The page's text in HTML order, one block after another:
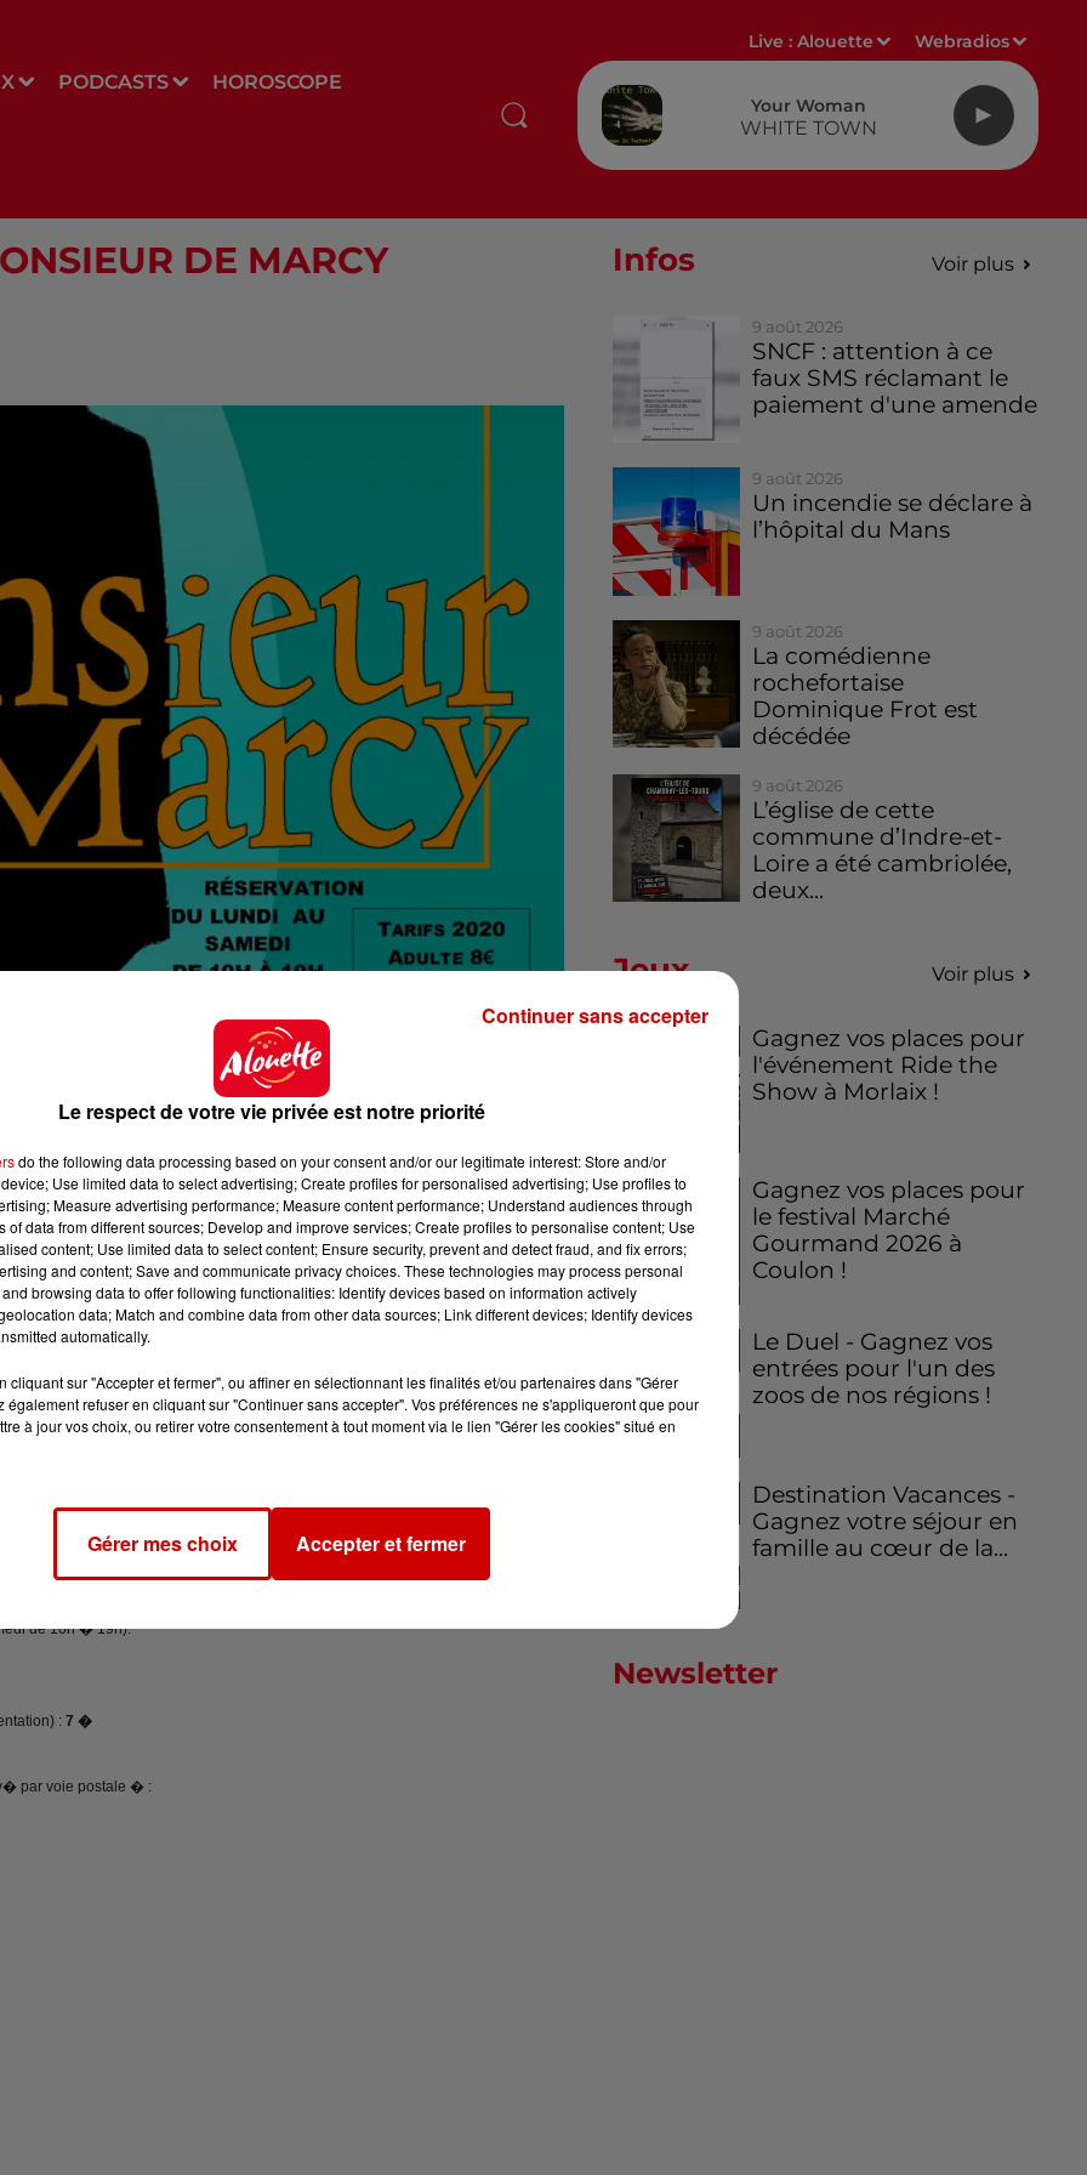
PODCASTS HOROSCOPE
Live :Alouette Webradios
Your Woman
WHITE TOWN
DE MARCY
de Marcy" , une com�die de Max R�GNIER et Raymond VINCY.
la cousine Hermance, leur ni�ce Jacqueline, le Docteur Morin, Colette
Ponvallet et �lise, la bonne qu
de 10h � 19h).
: 7 �
par voie postale � :
Infos Voir plus
9 août 2026
SNCF : attention à ce
faux SMS réclamant le
paiement d'une amende
9 août 2026
Un incendie se déclare à
l’hôpital du Mans
9 août 2026
La comédienne
rochefortaise
Dominique Frot est
décédée
9 août 2026
L’église de cette
commune d’Indre-et-
Loire a été cambriolée,
deux...
Jeux Voir plus
Gagnez vos places pour
l'événement Ride the
Show à Morlaix !
Gagnez vos places pour
le festival Marché
Gourmand 2026 à
Coulon !
Le Duel - Gagnez vos
entrées pour l'un des
zoos de nos régions !
Destination Vacances -
Gagnez votre séjour en
famille au cœur de la...
Newsletter
Le respect de votre vie privée est notre priorité
do the following data processing based on your consent and/or our legitimate interest: Store and/or
Use limited data to select advertising; Create profiles for personalised advertising; Use profiles to
Measure advertising performance; Measure content performance; Understand audiences through
of data from different sources; Develop and improve services; Create profiles to personalise content; Use
content; Use limited data to select content; Ensure security, prevent and detect fraud, and fix errors;
and content; Save and communicate privacy choices. These technologies may process personal
browsing data to offer following functionalities: Identify devices based on information actively
data; Match and combine data from other data sources; Link different devices; Identify devices
automatically.
cliquant sur "Accepter et fermer", ou affiner en sélectionnant les finalités et/ou partenaires dans "Gérer
également refuser en cliquant sur "Continuer sans accepter". Vos préférences ne s'appliqueront que pour
à jour vos choix, ou retirer votre consentement à tout moment via le lien "Gérer les cookies" situé en
Gérer mes choix Accepter et fermer
Continuer sans accepter